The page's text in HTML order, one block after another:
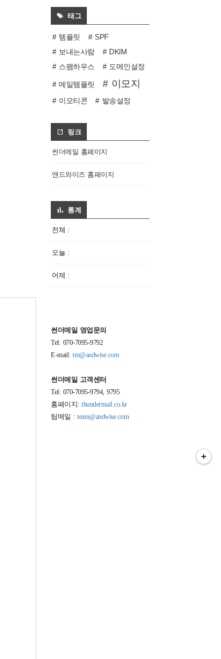
태그
템플릿
SPF
보내는사람
DKIM
스팸하우스
도메인설정
메일템플릿 이모지
이모티콘 발송설정
링크
썬더메일 홈페이지
앤드와이즈 홈페이지
통계
전체 :
오늘 :
어제 :
썬더메일 영업문의
Tel: 070-7095-9792
E-mail: tm@andwise.com
썬더메일 고객센터
Tel: 070-7095-9794, 9795
홈페이지: thundermail.co.kr
팀메일 : team@andwise.com